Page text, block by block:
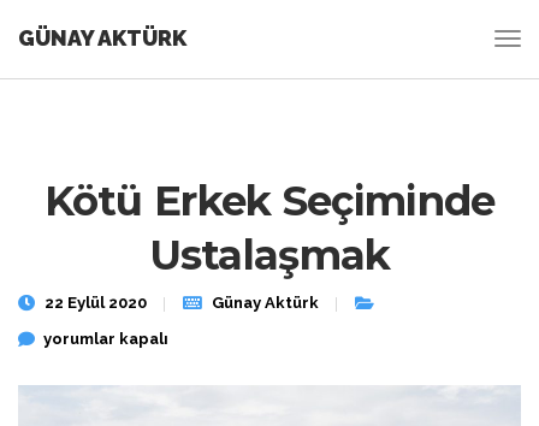
GÜNAY AKTÜRK
Kötü Erkek Seçiminde
Ustalaşmak
22 Eylül 2020
Günay Aktürk
Kötü Erkek Seçiminde Ustalaşmak için
yorumlar kapalı